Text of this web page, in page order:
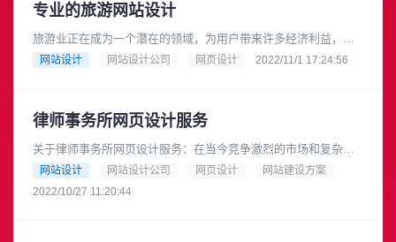
专业的旅游网站设计
旅游业正在成为一个潜在的领域，为用户带来许多经济利益，尤
其是在人们生活水平提高的情况下。现在，对旅行和享受生活的
网站设计 网站设计公司 网页设计 2022/11/1 17:24:56
律师事务所网页设计服务
关于律师事务所网页设计服务：在当今竞争激烈的市场和复杂的
Covid形势下，在线工作的趋势得到了加强。因此，拥有一个功能
齐全的优质网站将有助于......
网站设计 网站设计公司 网页设计
网站建设方案
2022/10/27 11:20:44